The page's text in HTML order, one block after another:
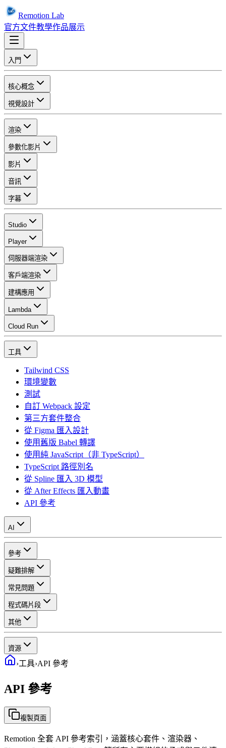
Remotion Lab
官方文件教學作品展示
入門
核心概念
視覺設計
渲染
參數化影片
影片
音訊
字幕
Studio
Player
伺服器端渲染
客戶端渲染
建構應用
Lambda
Cloud Run
工具
Tailwind CSS
環境變數
測試
自訂 Webpack 設定
第三方套件整合
從 Figma 匯入設計
使用舊版 Babel 轉譯
使用純 JavaScript（非 TypeScript）
TypeScript 路徑別名
從 Spline 匯入 3D 模型
從 After Effects 匯入動畫
API 參考
AI
參考
疑難排解
常見問題
程式碼片段
其他
資源
›工具›API 參考
API 參考
複製頁面
Remotion 全套 API 參考索引，涵蓋核心套件、渲染器、